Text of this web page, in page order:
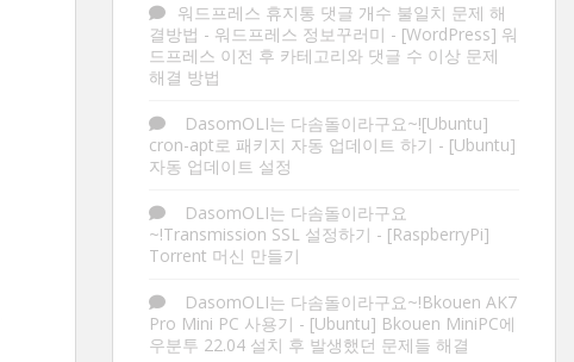
워드프레스 휴지통 댓글 개수 불일치 문제 해
결방법 - 워드프레스 정보꾸러미 - [WordPress] 워
드프레스 이전 후 카테고리와 댓글 수 이상 문제
해결 방법
DasomOLI는 다솜돌이라구요~![Ubuntu]
cron-apt로 패키지 자동 업데이트 하기 - [Ubuntu]
자동 업데이트 설정
DasomOLI는 다솜돌이라구요
~!Transmission SSL 설정하기 - [RaspberryPi]
Torrent 머신 만들기
DasomOLI는 다솜돌이라구요~!Bkouen AK7
Pro Mini PC 사용기 - [Ubuntu] Bkouen MiniPC에
우분투 22.04 설치 후 발생했던 문제들 해결